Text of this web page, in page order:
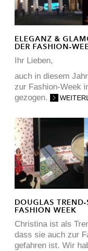
ELEGANZ &
DER FASHION-
Ihr Lieben,
auch in diesem
zur Fashion-Week
gezogen.
DOUGLAS
FASHION WEEK
Christina ist als
dass sie auch zur
gefahren ist. Wir